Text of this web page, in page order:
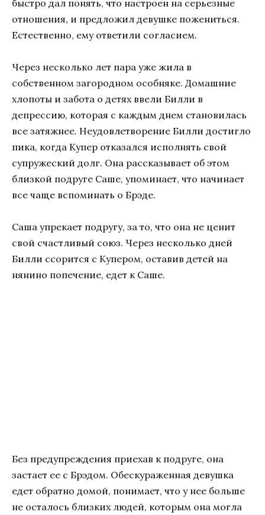
быстро дал понять, что настроен на серьезные
отношения, и предложил девушке пожениться.
Естественно, ему ответили согласием.
Через несколько лет пара уже жила в
собственном загородном особняке. Домашние
хлопоты и забота о детях ввели Билли в
депрессию, которая с каждым днем становилась
все затяжнее. Неудовлетворение Билли достигло
пика, когда Купер отказался исполнять свой
супружеский долг. Она рассказывает об этом
близкой подруге Саше, упоминает, что начинает
все чаще вспоминать о Брэде.
Саша упрекает подругу, за то, что она не ценит
свой счастливый союз. Через несколько дней
Билли ссорится с Купером, оставив детей на
нянино попечение, едет к Саше.
Без предупреждения приехав к подруге, она
застает ее с Брэдом. Обескураженная девушка
едет обратно домой, понимает, что у нее больше
не осталось близких людей, которым она могла